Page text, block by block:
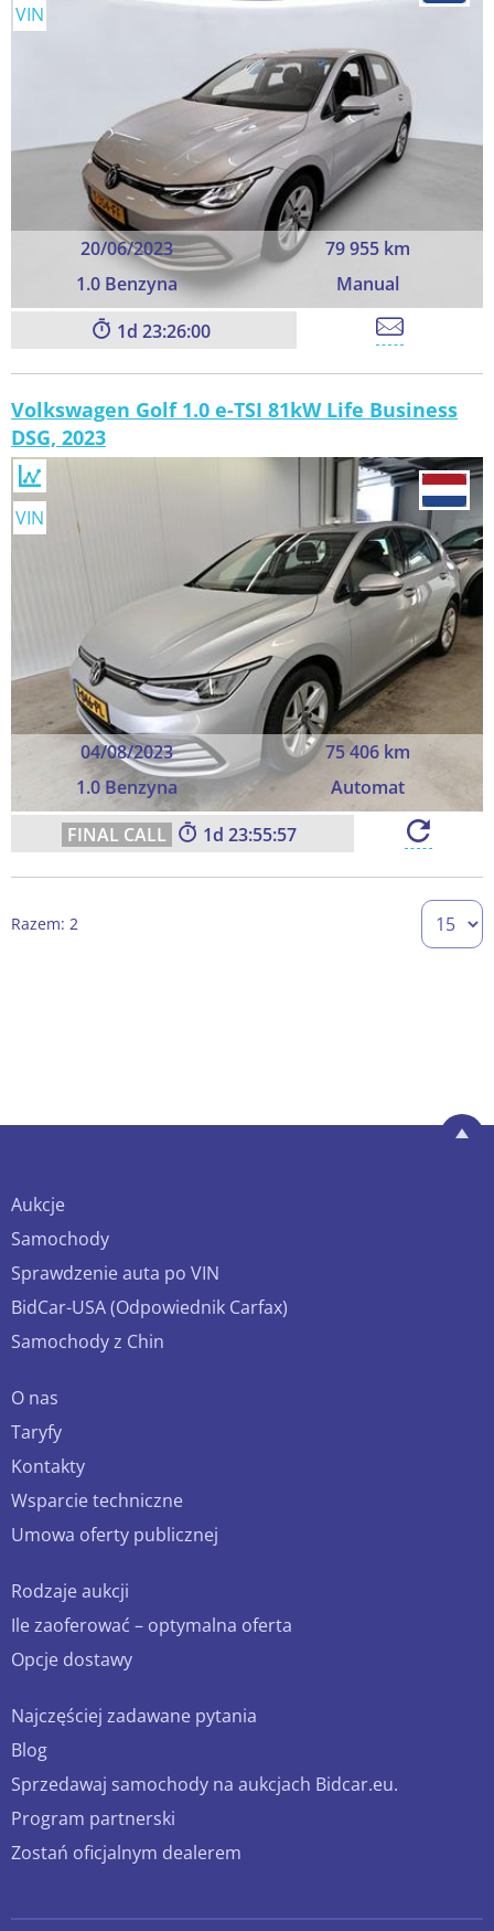
20/06/2023
79 955 km
1.0 Benzyna
Manual
VIN
1 23:26:00
Volkswagen Golf 1.0 e-TSI 81kW Life Business
DSG, 2023
04/08/2023
75 406 km
1.0 Benzyna
Automat
VIN
1 23:55:57
Razem: 2
Aukcje
Samochody
Sprawdzenie auta po VIN
BidCar-USA (Odpowiednik Carfax)
Samochody z Chin
O nas
Taryfy
Kontakty
Wsparcie techniczne
Umowa oferty publicznej
Rodzaje aukcji
Ile zaoferować – optymalna oferta
Opcje dostawy
Najczęściej zadawane pytania
Blog
Sprzedawaj samochody na aukcjach Bidcar.eu.
Program partnerski
Zostań oficjalnym dealerem